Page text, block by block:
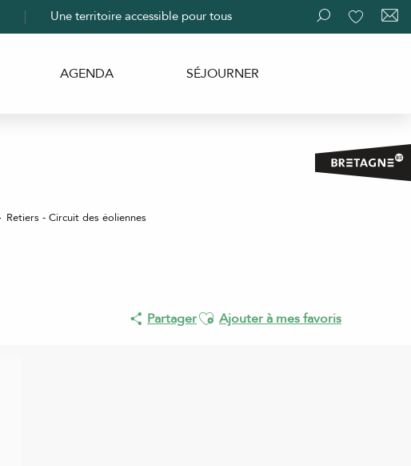
Recherche
Une territoire accessible pour tous
AGENDA SÉJOURNER
Retiers - Circuit des éoliennes
PartagerAjouter aux favoris
Ajouter à mes favoris